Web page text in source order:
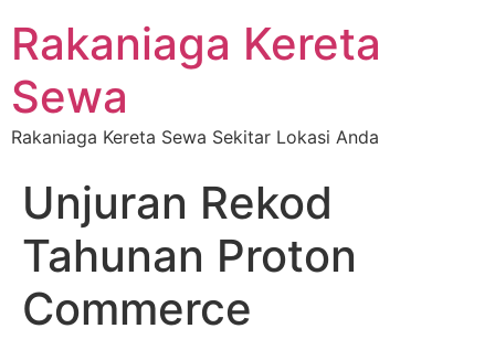
Rakaniaga Kereta
Sewa
Rakaniaga Kereta Sewa Sekitar Lokasi Anda
Unjuran Rekod
Tahunan Proton
Commerce